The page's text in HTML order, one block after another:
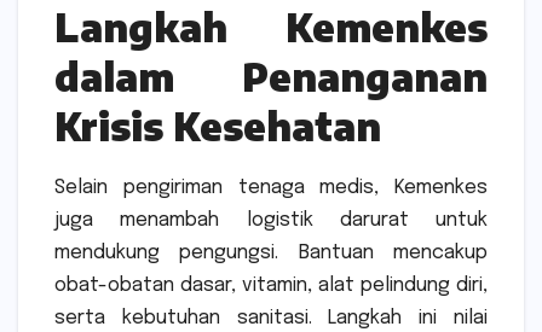
Langkah Kemenkes
dalam Penanganan
Krisis Kesehatan
Selain pengiriman tenaga medis, Kemenkes
juga menambah logistik darurat untuk
mendukung pengungsi. Bantuan mencakup
obat-obatan dasar, vitamin, alat pelindung diri,
serta kebutuhan sanitasi. Langkah ini nilai